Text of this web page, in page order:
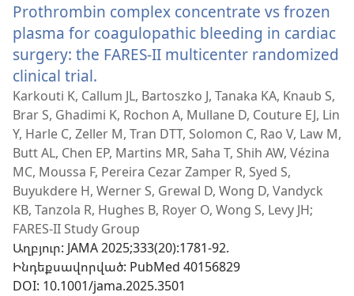
պատուհան)
Prothrombin complex concentrate vs frozen
plasma for coagulopathic bleeding in cardiac
surgery: the FARES-II multicenter randomized
clinical trial.
է
նոր
պատուհան)
Karkouti K, Callum JL, Bartoszko J, Tanaka KA, Knaub S,
Brar S, Ghadimi K, Rochon A, Mullane D, Couture EJ, Lin
Y, Harle C, Zeller M, Tran DTT, Solomon C, Rao V, Law M,
Butt AL, Chen EP, Martins MR, Saha T, Shih AW, Vézina
MC, Moussa F, Pereira Cezar Zamper R, Syed S,
Buyukdere H, Werner S, Grewal D, Wong D, Vandyck
KB, Tanzola R, Hughes B, Royer O, Wong S, Levy JH;
FARES-II Study Group
Աղբյուր‎: JAMA 2025;333(20):1781-92.
Ինդեքսավորված‎: PubMed 40156829
DOI‎: 10.1001/jama.2025.3501